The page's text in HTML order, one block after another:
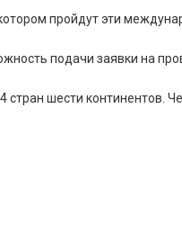
пройдут эти
подачи заявки на
шести континентов.